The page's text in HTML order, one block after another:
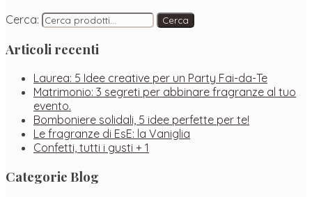
Cerca: Cerca
Articoli recenti
Laurea: 5 Idee creative per un Party Fai-da-Te
Matrimonio: 3 segreti per abbinare fragranze al tuo
evento.
Bomboniere solidali, 5 idee perfette per te!
Le fragranze di EsE: la Vaniglia
Confetti, tutti i gusti + 1
Categorie Blog